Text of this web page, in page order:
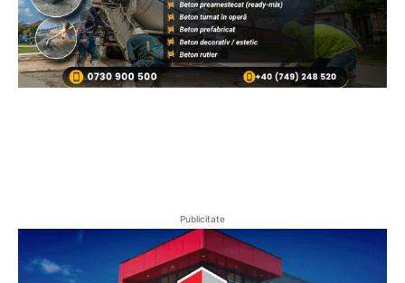
Publicitate